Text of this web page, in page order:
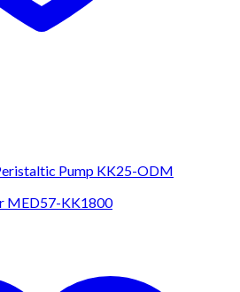
Pump KK25-ODM